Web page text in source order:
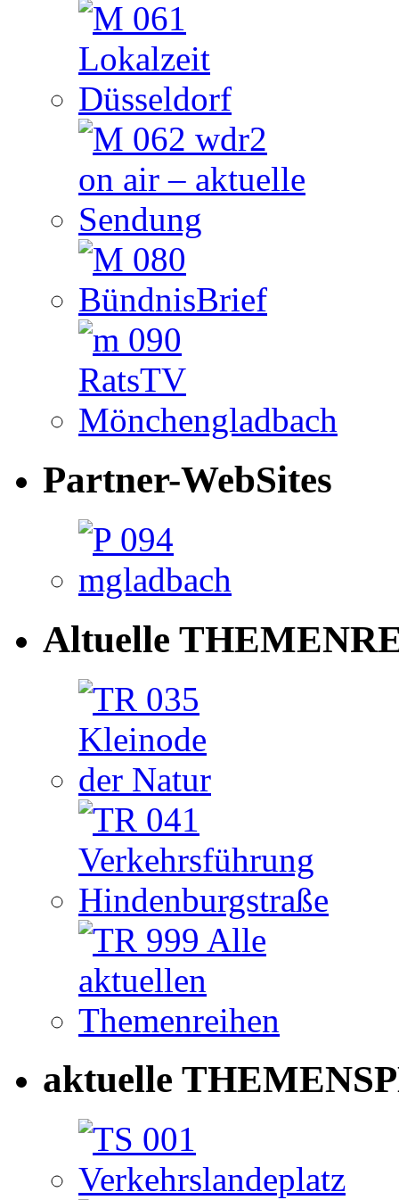
Partner-WebSites
Altuelle
aktuelle